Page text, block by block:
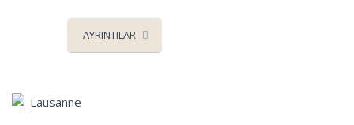
AYRINTILAR